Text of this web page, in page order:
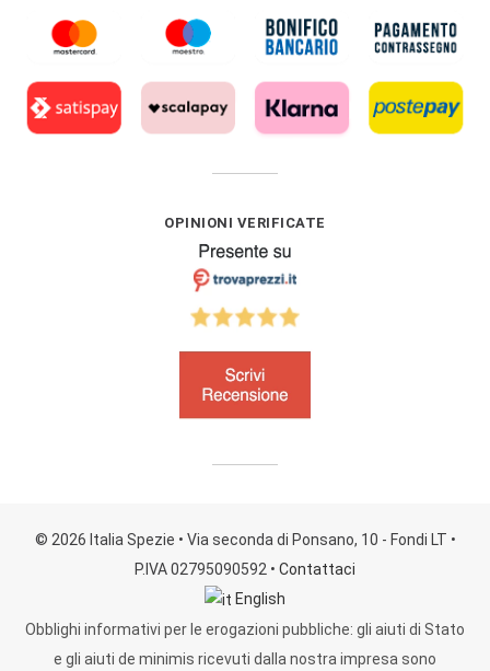
OPINIONI VERIFICATE
© 2026 Italia Spezie • Via seconda di Ponsano, 10 - Fondi LT •
P.IVA 02795090592 • Contattaci
English
Obblighi informativi per le erogazioni pubbliche: gli aiuti di Stato
e gli aiuti de minimis ricevuti dalla nostra impresa sono